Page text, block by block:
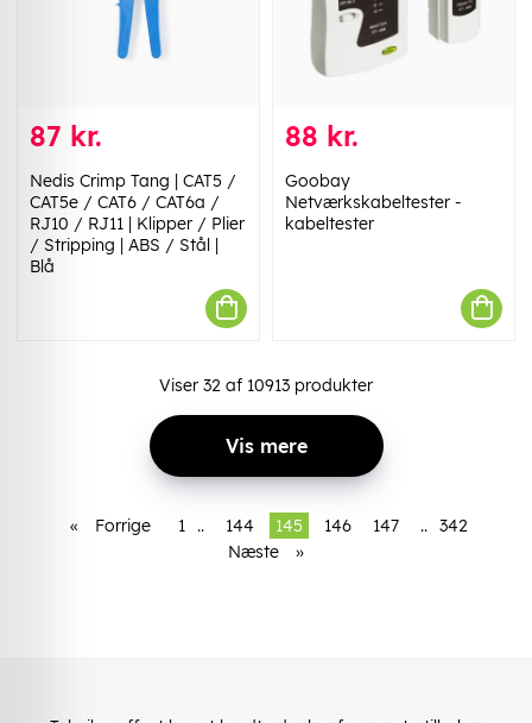
87 kr.
Nedis Crimp Tang | CAT5 /
CAT5e / CAT6 / CAT6a /
RJ10 / RJ11 | Klipper / Plier
/ Stripping | ABS / Stål |
Blå
88 kr.
Goobay
Netværkskabeltester -
kabeltester
Viser 32 af 10913 produkter
Vis mere
« Forrige 1 .. 144 145 146 147 .. 342
Næste
»